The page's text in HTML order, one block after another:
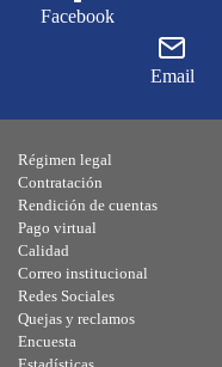
Facebook
Email
Régimen legal
Contratación
Rendición de cuentas
Pago virtual
Calidad
Correo institucional
Redes Sociales
Quejas y reclamos
Encuesta